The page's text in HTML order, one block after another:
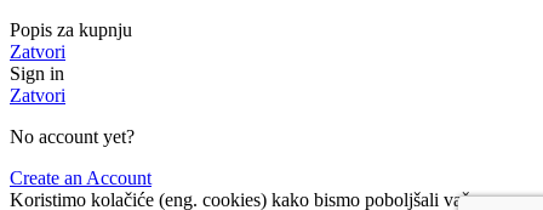
Popis za kupnju
Zatvori
Sign in
Zatvori
No account yet?
Create an Account
Koristimo kolačiće (eng. cookies) kako bismo poboljšali vaše